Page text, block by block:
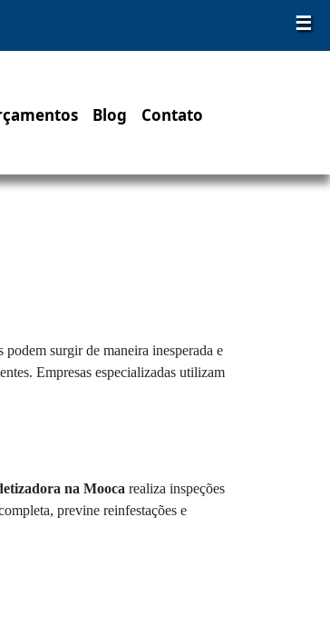
☰
Blog Contato
podem surgir de maneira inesperada e
Empresas especializadas utilizam
na Mooca realiza inspeções
previne reinfestações e